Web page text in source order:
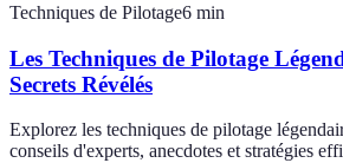
Techniques de Pilotage6 min
Les Techniques de Pilotage
Secrets Révélés
Explorez les techniques de pilotage
conseils d'experts, anecdotes et stratégies